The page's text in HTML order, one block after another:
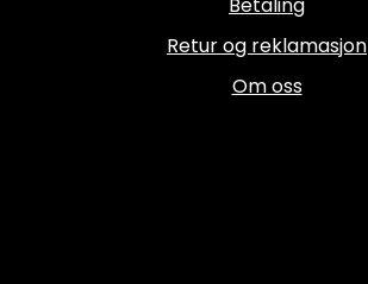
Retur og reklamasjon
Om oss